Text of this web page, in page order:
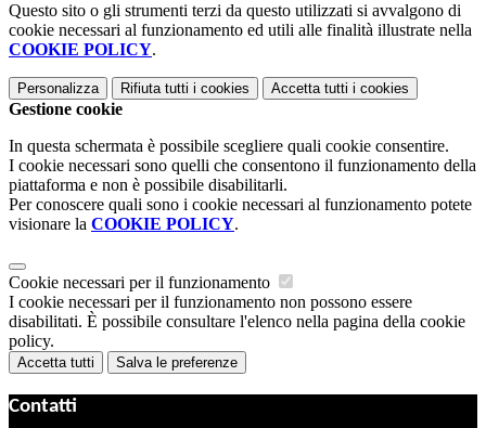
Questo sito o gli strumenti terzi da questo utilizzati si avvalgono di
cookie necessari al funzionamento ed utili alle finalità illustrate nella
COOKIE POLICY.
Personalizza Rifiuta tutti i cookies Accetta tutti i cookies
Gestione cookie
In questa schermata è possibile scegliere quali cookie consentire.
I cookie necessari sono quelli che consentono il funzionamento della
piattaforma e non è possibile disabilitarli.
Per conoscere quali sono i cookie necessari al funzionamento potete
visionare la COOKIE POLICY.
Cookie necessari per il funzionamento
I cookie necessari per il funzionamento non possono essere
disabilitati. È possibile consultare l'elenco nella pagina della cookie
policy.
Accetta tutti Salva le preferenze
Contatti